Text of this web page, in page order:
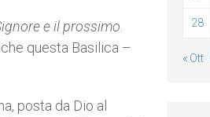
e il prossimo
questa Basilica –
posta da Dio al
28
« Ott